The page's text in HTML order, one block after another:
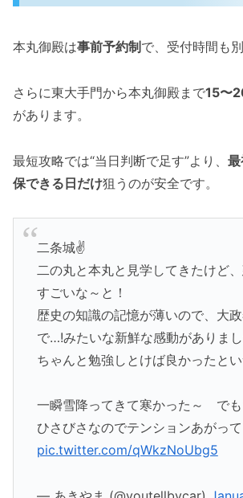
本丸御殿は事前予約制 で、受付時間も別
さらに東大手門から本丸御殿まで15〜
があります。
最短攻略では“当日判断で足す”より、
保できる日だけ狙うのが安全です。
二条城✌
二の丸と本丸と見学してきたけど
すごいな～と！
歴史の知識の記憶が薄いので、大
で…!みたいな新鮮な感動がありま
ちゃんと勉強しとけば良かったと
一瞬雪降ってきて寒かった～ で
ひさびさなのでテンションあがっ
pic.twitter.com/qWkzNoUbg5